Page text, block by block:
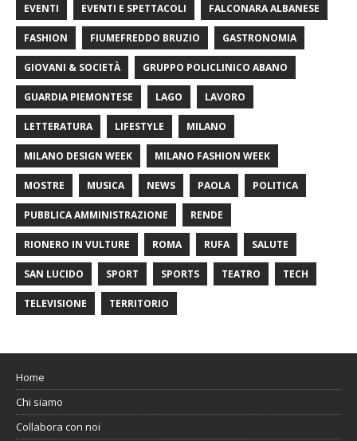
EVENTI EVENTI E SPETTACOLI FALCONARA ALBANESE
FASHION FIUMEFREDDO BRUZIO GASTRONOMIA
GIOVANI & SOCIETÀ GRUPPO POLICLINICO ABANO
GUARDIA PIEMONTESE LAGO LAVORO
LETTERATURA LIFESTYLE MILANO
MILANO DESIGN WEEK MILANO FASHION WEEK
MOSTRE MUSICA NEWS PAOLA POLITICA
PUBBLICA AMMINISTRAZIONE RENDE
RIONERO IN VULTURE ROMA RUFA SALUTE
SAN LUCIDO SPORT SPORTS TEATRO TECH
TELEVISIONE TERRITORIO
Home
Chi siamo
Collabora con noi